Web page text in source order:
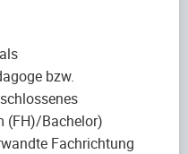
bzw.
(FH)/Bachelor)
Fachrichtung